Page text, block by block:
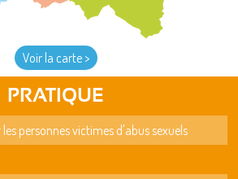
Voir la carte >
PRATIQUE
personnes victimes d'abus sexuels